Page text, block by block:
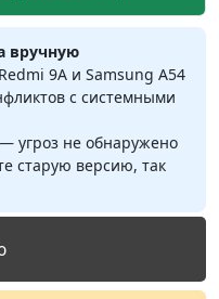
вручную
9A и Samsung A54
с системными
угроз не обнаружено
старую версию, так